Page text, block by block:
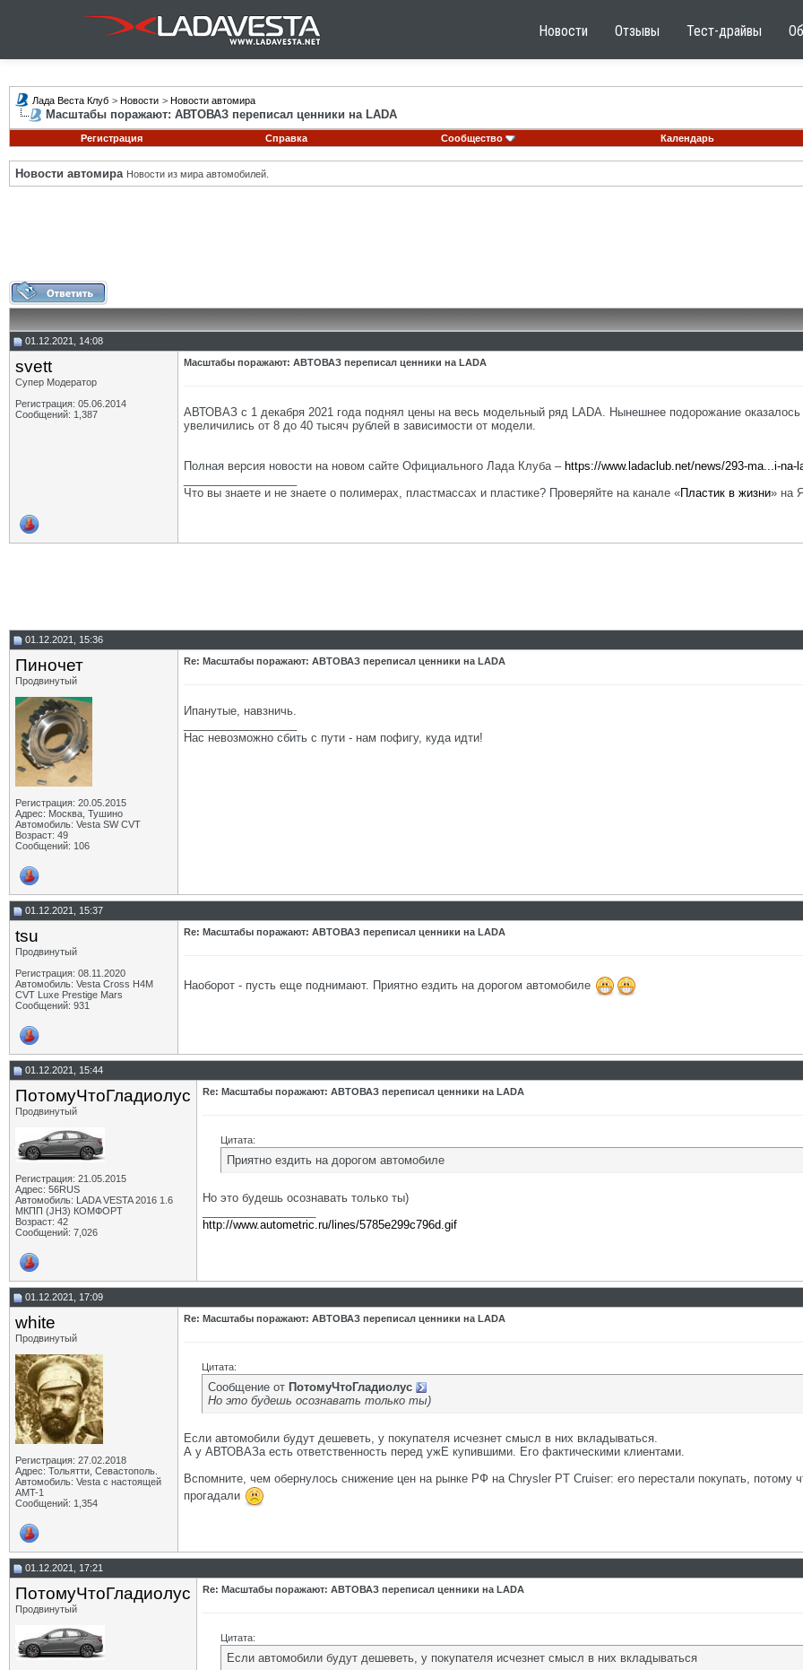
Новости Отзывы Тест-драйвы
Лада Веста Клуб > Новости > Новости автомира
Масштабы поражают: АВТОВАЗ переписал ценники на LADA
Регистрация Справка Сообщество Календарь
Новости автомира Новости из мира автомобилей.
01.12.2021, 14:08
svett
Супер Модератор
Регистрация: 05.06.2014
Сообщений: 1,387
Масштабы поражают: АВТОВАЗ переписал ценники на LADA
АВТОВАЗ с 1 декабря 2021 года поднял цены на весь модельный ряд LADA. Нынешнее подорожание
увеличились от 8 до 40 тысяч рублей в зависимости от модели.
Полная версия новости на новом сайте Официального Лада Клуба – https://www.ladaclub.net/news/293-ma...i-na-
Что вы знаете и не знаете о полимерах, пластмассах и пластике? Проверяйте на канале «Пластик в жизни» на
01.12.2021, 15:36
Пиночет
Продвинутый
Регистрация: 20.05.2015
Адрес: Москва, Тушино
Автомобиль: Vesta SW CVT
Возраст: 49
Сообщений: 106
Re: Масштабы поражают: АВТОВАЗ переписал ценники на LADA
Ипанутые, навзничь.
Нас невозможно сбить с пути - нам пофигу, куда идти!
01.12.2021, 15:37
tsu
Продвинутый
Регистрация: 08.11.2020
Автомобиль: Vesta Cross H4M
CVT Luxe Prestige Mars
Сообщений: 931
Re: Масштабы поражают: АВТОВАЗ переписал ценники на LADA
Наоборот - пусть еще поднимают. Приятно ездить на дорогом автомобиле
01.12.2021, 15:44
ПотомуЧтоГладиолус
Продвинутый
Регистрация: 21.05.2015
Адрес: 56RUS
Автомобиль: LADA VESTA 2016 1.6
МКПП (JH3) КОМФОРТ
Возраст: 42
Сообщений: 7,026
Re: Масштабы поражают: АВТОВАЗ переписал ценники на LADA
Цитата:
Приятно ездить на дорогом автомобиле
Но это будешь осознавать только ты)
http://www.autometric.ru/lines/5785e299c796d.gif
01.12.2021, 17:09
white
Продвинутый
Регистрация: 27.02.2018
Адрес: Тольятти, Севастополь.
Автомобиль: Vesta с настоящей
AMT-1
Сообщений: 1,354
Re: Масштабы поражают: АВТОВАЗ переписал ценники на LADA
Цитата:
Сообщение от ПотомуЧтоГладиолус
Но это будешь осознавать только ты)
Если автомобили будут дешеветь, у покупателя исчезнет смысл в них вкладываться.
А у АВТОВАЗа есть ответственность перед ужЕ купившими. Его фактическими клиентами.
Вспомните, чем обернулось снижение цен на рынке РФ на Chrysler PT Cruiser: его перестали покупать, потому
прогадали
01.12.2021, 17:21
ПотомуЧтоГладиолус
Продвинутый
Re: Масштабы поражают: АВТОВАЗ переписал ценники на LADA
Цитата:
Если автомобили будут дешеветь, у покупателя исчезнет смысл в них вкладываться